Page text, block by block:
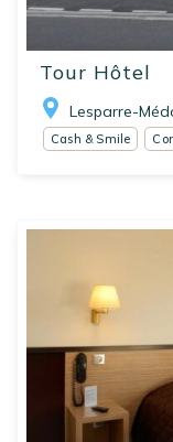
Tour Hôtel
Lesparre-
Cash & Smile